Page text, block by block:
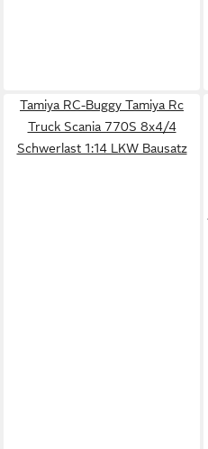
Tamiya RC-Buggy Tamiya Rc
Truck Scania 770S 8x4/4
Schwerlast 1:14 LKW Bausatz